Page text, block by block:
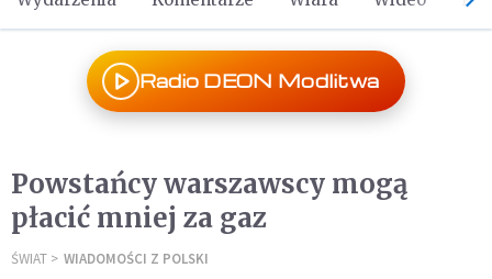
Radio DEON Modlitwa
Powstańcy warszawscy mogą
płacić mniej za gaz
ŚWIAT WIADOMOŚCI Z POLSKI